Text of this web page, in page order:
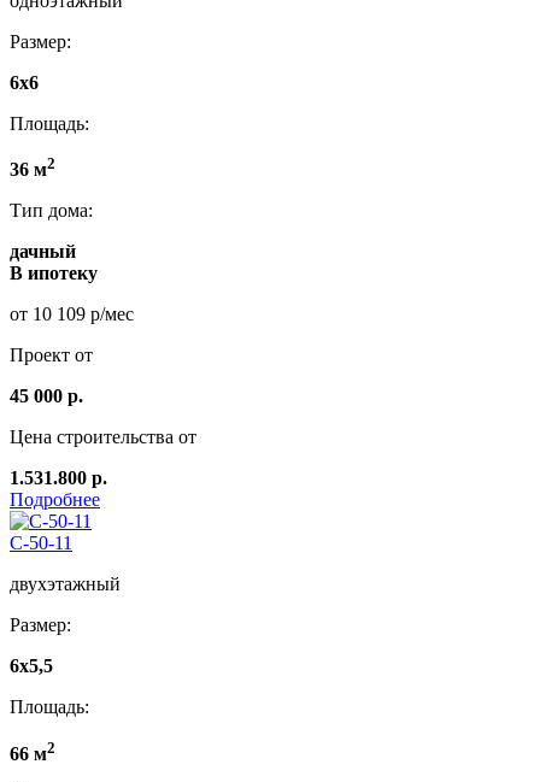
Размер:
6x6
Площадь:
36 м2
Тип дома:
дачный
В ипотеку
от 10 109 р/мес
Проект от
45 000 р.
Цена строительства от
1.531.800 р.
Подробнее
C-50-11
двухэтажный
Размер:
6x5,5
Площадь:
66 м2